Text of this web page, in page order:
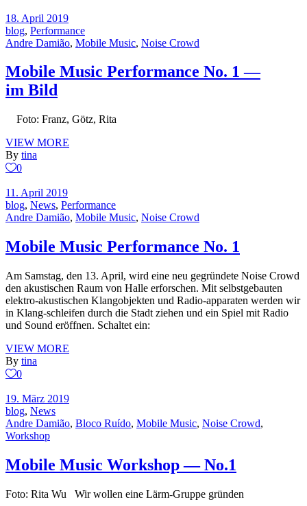
18. April 2019
blog, Performance
Andre Damião, Mobile Music, Noise Crowd
Mobile Music Performance No. 1 —
im Bild
Foto: Franz, Götz, Rita
VIEW MORE
By tina
0
11. April 2019
blog, News, Performance
Andre Damião, Mobile Music, Noise Crowd
Mobile Music Performance No. 1
Am Samstag, den 13. April, wird eine neu gegründete Noise Crowd
den akustischen Raum von Halle erforschen. Mit selbstgebauten
elektro-akustischen Klangobjekten und Radio-apparaten werden wir
in Klang-schleifen durch die Stadt ziehen und ein Spiel mit Radio
und Sound eröffnen. Schaltet ein:
VIEW MORE
By tina
0
19. März 2019
blog, News
Andre Damião, Bloco Ruído, Mobile Music, Noise Crowd,
Workshop
Mobile Music Workshop — No.1
Foto: Rita Wu Wir wollen eine Lärm-Gruppe gründen